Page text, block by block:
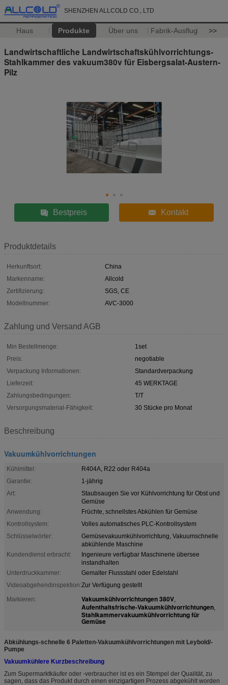
SHENZHEN ALLCOLD CO., LTD
Haus Produkte Über uns Fabrik-Ausflug >>
Landwirtschaftliche Landwirtschaftskühlvorrichtungs-
Stahlkammer des vakuum380v für Eisbergsalat-Austern-
Pilz
Bestpreis Kontakt
Produktdetails
Herkunftsort:
China
Markenname:
Allcold
Zertifizierung:
SGS, CE
Modellnummer:
AVC-3000
Zahlung und Versand AGB
Min Bestellmenge:
1set
Preis:
negotiable
Verpackung Informationen:
Standardverpackung
Lieferzeit:
45 WERKTAGE
Zahlungsbedingungen:
T/T
Versorgungsmaterial-Fähigkeit:
30 Stücke pro Monat
Beschreibung
Vakuumkühlvorrichtungen
Kühlmittel:
R404A, R22 oder R404a
Garantie:
1-jährig
Art:
Staubsaugen Sie vor Kühlvorrichtung für Obst und
Gemüse
Anwendung:
Früchte, schnellstes Abkühlen für Gemüse
Kontrollsystem:
Volles automatisches PLC-Kontrollsystem
Schlüsselwörter:
Gemüsevakuumkühlvorrichtung, Vakuumschnelle
abkühlende Maschine
Kundendienst erbracht:
Ingenieure verfügbar Maschinerie übersee
instandhalten
Unterdruckkammer:
Gemalter Flussstahl oder Edelstahl
Videoabgehendinspektion:Zur Verfügung gestellt
Markieren:
Vakuumkühlvorrichtungen 380V,
Aufenthaltsfrische-Vakuumkühlvorrichtungen,
Stahlkammervakuumkühlvorrichtung für
Gemüse
Abkühlungs-schnelle 6 Paletten-Vakuumkühlvorrichtungen mit Leybold/-
Pumpe
Vakuumkühlere Kurzbeschreibung
Zum Supermarktkäufer oder -verbraucher ist es ein Stempel der Qualität, zu
sagen, dass das Produkt durch einen einzigartigen Prozess abgekühlt worden